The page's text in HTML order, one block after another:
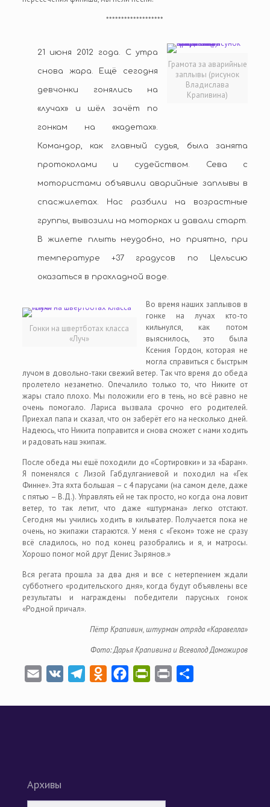
*******************
Грамота за аварийные
заплывы (рисунок
Владислава
Крапивина)
21 июня 2012 года. С утра
снова жара. Ещё сегодня
девчонки гонялись на
«лучах» и шёл зачёт по
гонкам на «кадетах».
Командор, как главный судья, была занята
протоколами и судейством. Сева с
мотористами объявили аварийные заплывы в
спасжилетах. Нас разбили на возрастные
группы, вывозили на моторках и давали старт.
В жилете плыть неудобно, но приятно, при
температуре +37 градусов по Цельсию
оказаться в прохладной воде.
Гонки на швертботах класса
«Луч»
Во время наших заплывов в
гонке на лучах кто-то
кильнулся, как потом
выяснилось, это была
Ксения Гордон, которая не
могла справиться с быстрым
лучом в довольно-таки свежий ветер. Так что время до обеда
пролетело незаметно. Опечалило только то, что Никите от
жары стало плохо. Мы положили его в тень, но всё равно не
очень помогало. Лариса вызвала срочно его родителей.
Приехал папа и сказал, что он заберёт его на несколько дней.
Надеюсь, что Никита поправится и снова сможет с нами ходить
и радовать наш экипаж.
После обеда мы ещё походили до «Сортировки» и за «Баран».
Я поменялся с Лизой Габдулганиевой и походил на «Гек
Финне». Эта яхта большая – с 4 парусами (на самом деле, даже
с пятью – В.Д.). Управлять ей не так просто, но когда она ловит
ветер, то так летит, что даже «штурмана» легко отстают.
Сегодня мы учились ходить в кильватер. Получается пока не
очень, но экипажи стараются. У меня с «Геком» тоже не сразу
всё сладилось, но под конец разобрались и я, и матросы.
Хорошо помог мой друг Денис Зырянов.»
Вся регата прошла за два дня и все с нетерпением ждали
субботнего «родительского дня», когда будут объявлены все
результаты и награждены победители парусных гонок
«Родной причал».
Пётр Крапивин, штурман отряда «Каравелла»
Фото: Дарья Крапивина и Всеволод Доможиров
Email VK TelegramOdnoklassniki
FacebookPrintFriendly
Print
Архивы